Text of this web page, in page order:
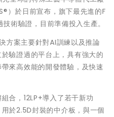
）於日前宣布，旗下最先進的F
術驗證，目前準備投入生產。
方案主要針對AI訓練以及推論
驗證過的平台上，具有強大的
來高效能的開發體驗，及快速
合，12LP+導入了若干新功
於2.5D封裝的中介板，與一個